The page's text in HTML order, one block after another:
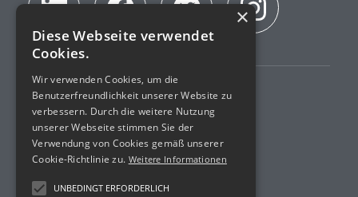
Impressum
AGB
×
Diese Webseite verwendet
Cookies.
Wir verwenden Cookies, um die
Benutzerfreundlichkeit unserer Website zu
verbessern. Durch die weitere Nutzung
unserer Webseite stimmen Sie der
Verwendung von Cookies gemäß unserer
Cookie-Richtlinie zu. Weitere Informationen
UNBEDINGT ERFORDERLICH